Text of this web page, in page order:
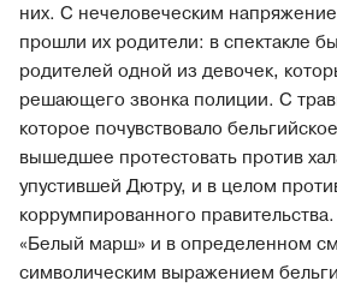
них. С нечеловеческим
прошли их родители: в спектакле
родителей одной из девочек,
решающего звонка полиции. С
которое почувствовало
вышедшее протестовать против
упустившей Дютру, и в целом
коррумпированного
«Белый марш» и в определенном
символическим выражением